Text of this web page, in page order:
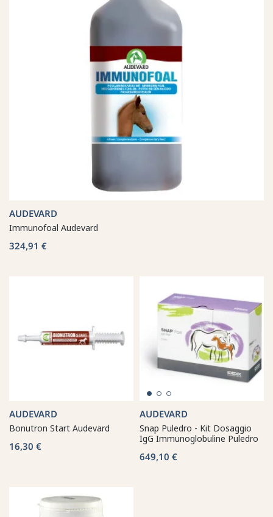
AUDEVARD
Immunofoal Audevard
324,91 €
AUDEVARD
Bonutron Start Audevard
16,30 €
AUDEVARD
Snap Puledro - Kit Dosaggio
IgG Immunoglobuline Puledro
649,10 €